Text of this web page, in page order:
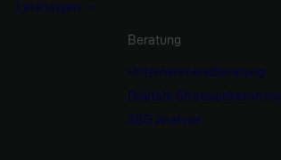
Leistungen
Beratung
Unternehmensberatung
Digitale Strategieberatung
SEO Analyse